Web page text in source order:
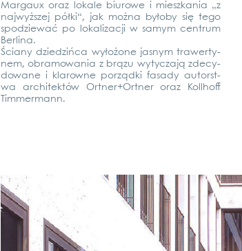
Mar­gaux oraz loka­le biuro­we i mieszka­nia „z
naj­wyżs­zej półki“, jak moż­na było­by się tego
spod­zie­wać po loka­li­zac­ji w samym cen­trum
Ber­li­na.
Ścia­ny dzied­ziń­ca wyłożo­ne jas­nym tra­wer­ty­
nem, obra­mo­wa­nia z brą­zu wyty­c­za­ją zde­cy­
do­wa­ne i kla­row­ne por­ząd­ki fasa­dy autorst­
wa archi­tek­tów Ortner+Ortner oraz Koll­hoff
Tim­mer­mann.